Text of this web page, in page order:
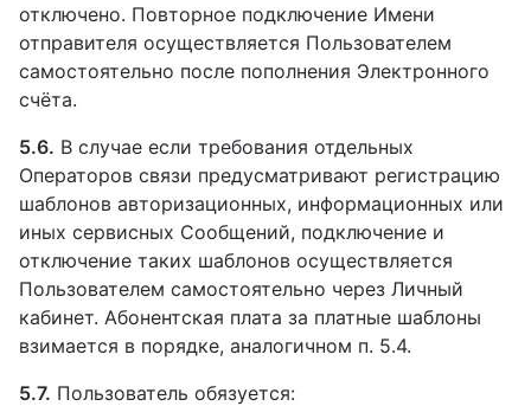
отключено. Повторное подключение Имени
отправителя осуществляется Пользователем
самостоятельно после пополнения Электронного
счёта.
5.6. В случае если требования отдельных
Операторов связи предусматривают регистрацию
шаблонов авторизационных, информационных или
иных сервисных Сообщений, подключение и
отключение таких шаблонов осуществляется
Пользователем самостоятельно через Личный
кабинет. Абонентская плата за платные шаблоны
взимается в порядке, аналогичном п. 5.4.
5.7. Пользователь обязуется: